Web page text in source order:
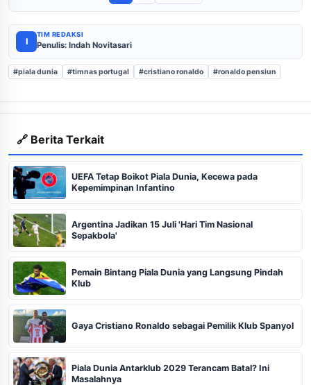
I
TIM REDAKSI
Penulis: Indah Novitasari
#piala dunia #timnas portugal #cristiano ronaldo #ronaldo pensiun
🔗 Berita Terkait
UEFA Tetap Boikot Piala Dunia, Kecewa pada
Kepemimpinan Infantino
Argentina Jadikan 15 Juli 'Hari Tim Nasional
Sepakbola'
Pemain Bintang Piala Dunia yang Langsung Pindah
Klub
Gaya Cristiano Ronaldo sebagai Pemilik Klub Spanyol
Piala Dunia Antarklub 2029 Terancam Batal? Ini
Masalahnya